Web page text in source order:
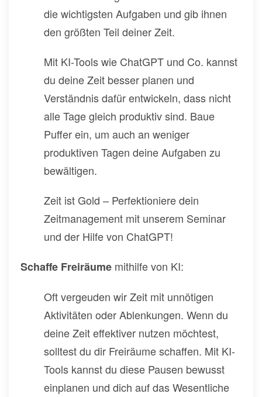
die wichtigsten Aufgaben und gib ihnen
den größten Teil deiner Zeit.
Mit KI-Tools wie ChatGPT und Co. kannst
du deine Zeit besser planen und
Verständnis dafür entwickeln, dass nicht
alle Tage gleich produktiv sind. Baue
Puffer ein, um auch an weniger
produktiven Tagen deine Aufgaben zu
bewältigen.
Zeit ist Gold – Perfektioniere dein
Zeitmanagement mit unserem Seminar
und der Hilfe von ChatGPT!
Schaffe Freiräume mithilfe von KI:
Oft vergeuden wir Zeit mit unnötigen
Aktivitäten oder Ablenkungen. Wenn du
deine Zeit effektiver nutzen möchtest,
solltest du dir Freiräume schaffen. Mit KI-
Tools kannst du diese Pausen bewusst
einplanen und dich auf das Wesentliche